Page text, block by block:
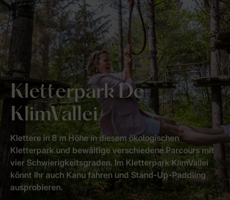
Kletterpark De
KlimVallei
Klettere in 8 m Höhe in diesem ökologischen
Kletterpark und bewältige verschiedene Parcours mit
vier Schwierigkeitsgraden. Im Kletterpark KlimVallei
könnt Ihr auch Kanu fahren und Stand-Up-Paddling
ausprobieren.